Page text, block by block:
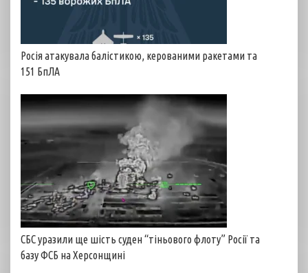
Росія атакувала балістикою, керованими ракетами та
151 БпЛА
СБС уразили ще шість суден “тіньового флоту” Росії та
базу ФСБ на Херсонщині